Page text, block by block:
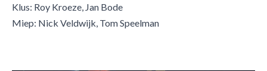
Klus: Roy Kroeze, Jan Bode
Miep: Nick Veldwijk, Tom Speelman